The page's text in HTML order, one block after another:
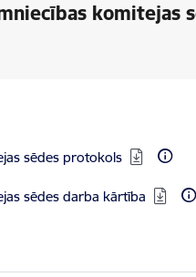
komitejas
sēdes protokols
sēdes darba kārtība